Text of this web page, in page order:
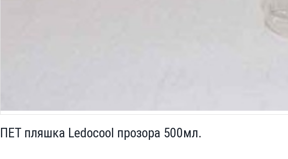
ПЕТ пляшка Ledocool прозора 500мл.